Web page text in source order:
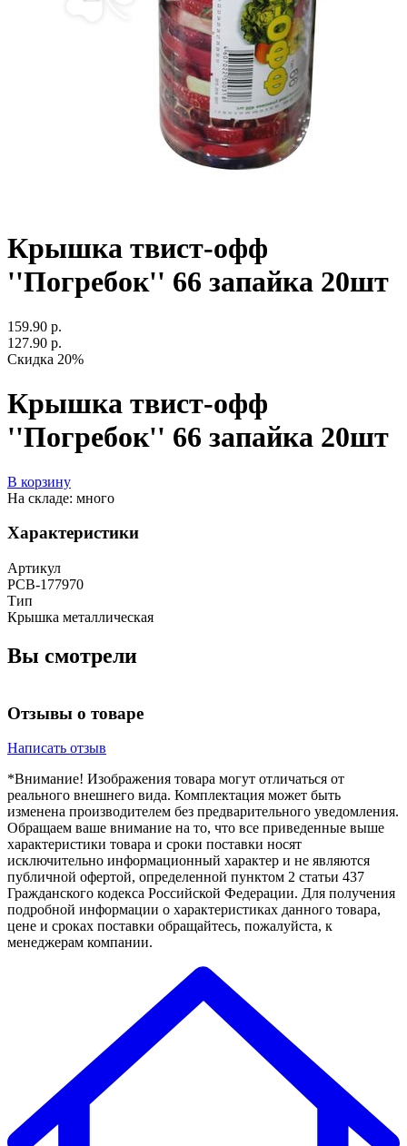
Крышка твист-офф
''Погребок'' 66 запайка 20шт
159.90 р.
127.90 р.
Скидка 20%
Крышка твист-офф
''Погребок'' 66 запайка 20шт
В корзину
На складе: много
Характеристики
Артикул
РСВ-177970
Тип
Крышка металлическая
Вы смотрели
Отзывы о товаре
Написать отзыв
*Внимание! Изображения товара могут отличаться от
реального внешнего вида. Комплектация может быть
изменена производителем без предварительного уведомления.
Обращаем ваше внимание на то, что все приведенные выше
характеристики товара и сроки поставки носят
исключительно информационный характер и не являются
публичной офертой, определенной пунктом 2 статьи 437
Гражданского кодекса Российской Федерации. Для получения
подробной информации о характеристиках данного товара,
цене и сроках поставки обращайтесь, пожалуйста, к
менеджерам компании.